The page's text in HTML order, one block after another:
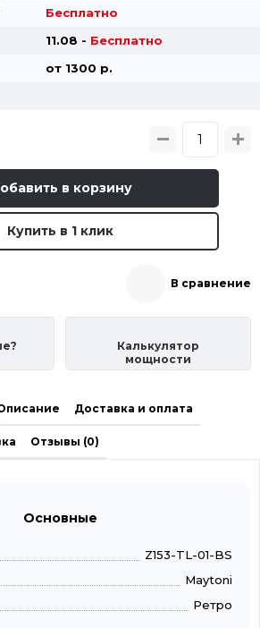
Бесплатно
11.08 - Бесплатно
от 1300 p.
в корзину
Купить в 1 клик
В сравнение
Калькулятор
мощности
Доставка и оплата
Отзывы (0)
Основные
Z153-TL-01-BS
Maytoni
Ретро